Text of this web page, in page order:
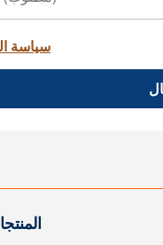
سياسة